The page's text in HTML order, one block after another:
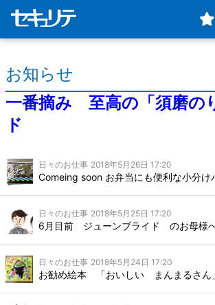
お知らせ
一番摘み 至高の「須磨の
ド
日々のお仕事 2018年5月26日 17:20
Comeing soon お弁当にも便利な小分け
日々のお仕事 2018年5月25日 17:20
日々のお仕事 2018年5月24日 17:20
お勧め絵本 「おいしい まんまるさん」